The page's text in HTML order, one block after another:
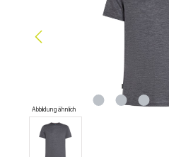
Abbildung ähnlich